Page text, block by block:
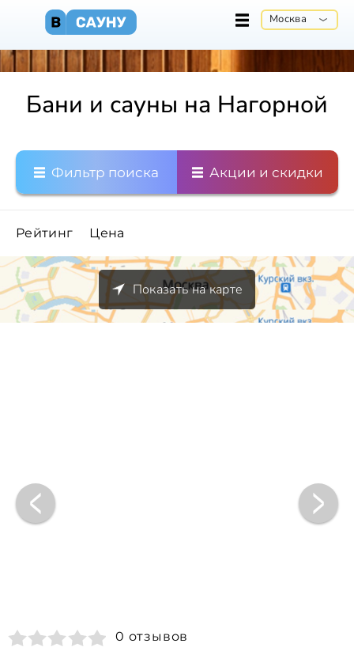
Москва
Бани и сауны на Нагорной
Фильтр поиска Акции и скидки
Рейтинг Цена
Показать на карте
0 отзывов